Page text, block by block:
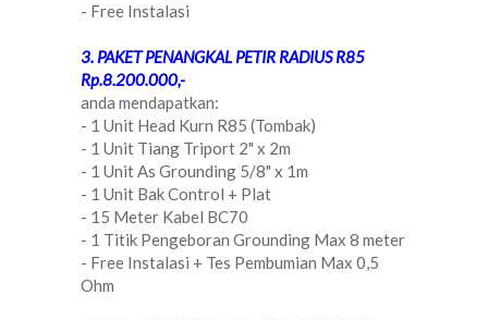
- Free Instalasi
3. PAKET PENANGKAL PETIR RADIUS R85
Rp.8.200.000,-
anda mendapatkan:
- 1 Unit Head Kurn R85 (Tombak)
- 1 Unit Tiang Triport 2" x 2m
- 1 Unit As Grounding 5/8" x 1m
- 1 Unit Bak Control + Plat
- 15 Meter Kabel BC70
- 1 Titik Pengeboran Grounding Max 8 meter
- Free Instalasi + Tes Pembumian Max 0,5
Ohm